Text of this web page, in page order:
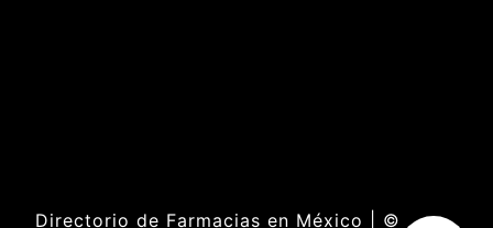
Directorio de Farmacias en México | ©